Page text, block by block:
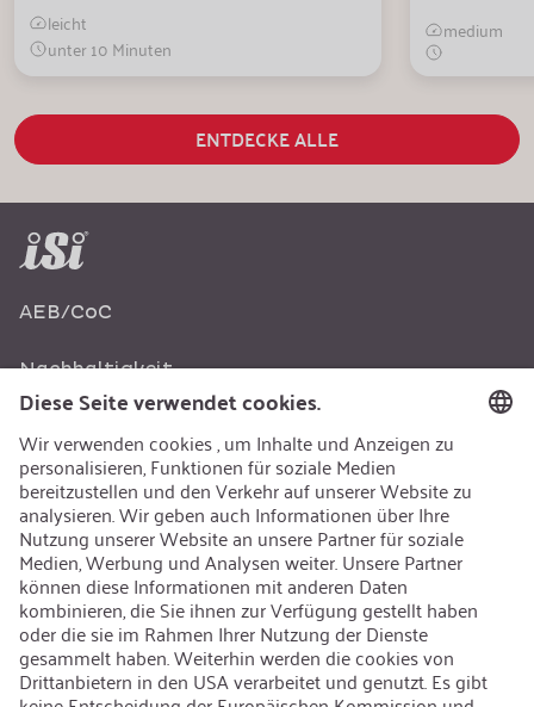
leicht
unter 10 Minuten
medium
ENTDECKE ALLE
AEB/CoC
Nachhaltigkeit
Recycling
Nachhaltigkeit
Karriere
Offene Jobs
Kontakt
iSi Group
Produktkatalog
Garantieerweiterung